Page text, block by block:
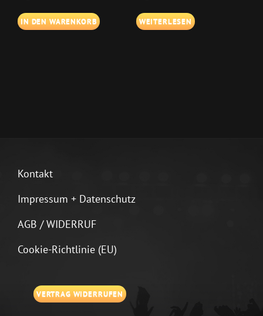
IN DEN WARENKORB WEITERLESEN
Kontakt
Impressum + Datenschutz
AGB / WIDERRUF
Cookie-Richtlinie (EU)
VERTRAG WIDERRUFEN